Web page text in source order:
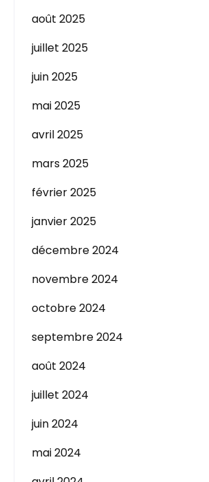
août 2025
juillet 2025
juin 2025
mai 2025
avril 2025
mars 2025
février 2025
janvier 2025
décembre 2024
novembre 2024
octobre 2024
septembre 2024
août 2024
juillet 2024
juin 2024
mai 2024